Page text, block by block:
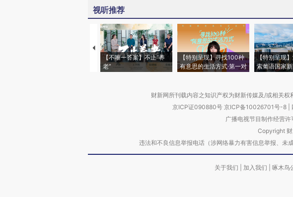
视听推荐
【不唯一答案】不止“养
老”
【特别呈现】寻找100种
有意思的生活方式·第一对
【特别呈现
索葡语国家
财新网所刊载内容之知识产权为财新传媒及/或相关
京ICP证090880号 京ICP备10026701号-8
广播电视节目制作经营
Copyright
违法和不良信息举报电话（涉网络暴力有害信息举报、
关于我们 加入我们 啄木鸟